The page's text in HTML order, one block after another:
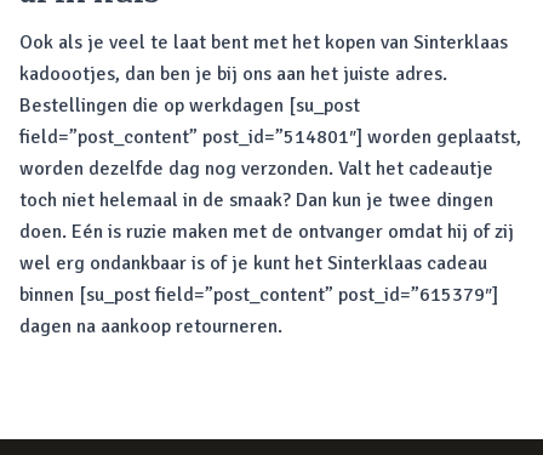
Ook als je veel te laat bent met het kopen van Sinterklaas
kadoootjes, dan ben je bij ons aan het juiste adres.
Bestellingen die op werkdagen [su_post
field=”post_content” post_id=”514801″] worden geplaatst,
worden dezelfde dag nog verzonden. Valt het cadeautje
toch niet helemaal in de smaak? Dan kun je twee dingen
doen. Eén is ruzie maken met de ontvanger omdat hij of zij
wel erg ondankbaar is of je kunt het Sinterklaas cadeau
binnen [su_post field=”post_content” post_id=”615379″]
dagen na aankoop retourneren.